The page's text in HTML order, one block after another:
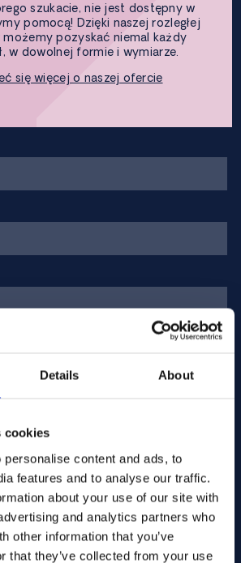
Details About
cookies
content and ads, to
features and to analyse our traffic.
about your use of our site with
and analytics partners who
other information that you’ve
that they’ve collected from your use
szukacie, nie jest dostępny w
pomocą! Dzięki naszej rozległej
pozyskać niemal każdy
w dowolnej formie i wymiarze.
się więcej o naszej ofercie